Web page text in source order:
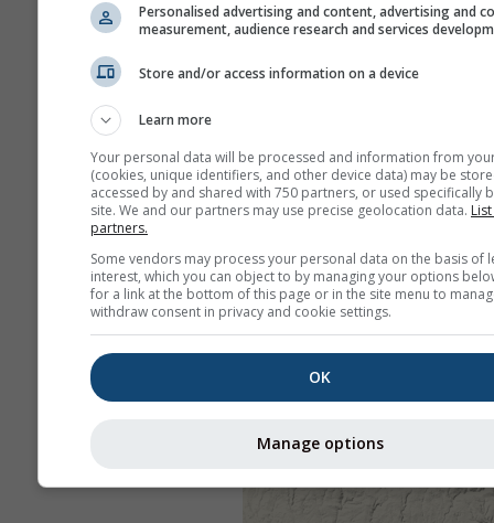
Personalised advertising and content, advertising and
measurement, audience research and services
Store and/or access information on a device
Learn more
Your personal data will be processed and information from
(cookies, unique identifiers, and other device data) may be
accessed by and shared with 750 partners, or used specifically
site. We and our partners may use precise geolocation data.
partners.
Some vendors may process your personal data on the basis of
interest, which you can object to by managing your options
for a link at the bottom of this page or in the site menu to
withdraw consent in privacy and cookie settings.
OK
Manage options